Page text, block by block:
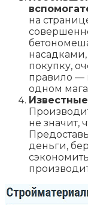
на
насадками,
покупку,
правило —
одном
не значит,
деньги,